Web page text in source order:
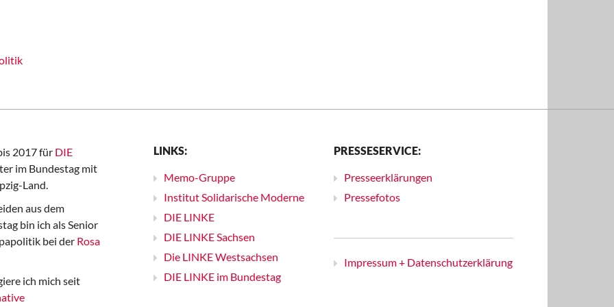
2017 für DIE
im Bundestag mit
Land.
aus dem
bin ich als Senior
bei der Rosa
ich mich seit
LINKS:
Memo-Gruppe
Institut Solidarische Moderne
DIE LINKE
DIE LINKE Sachsen
Die LINKE Westsachsen
DIE LINKE im Bundestag
PRESSESERVICE:
Presseerklärungen
Pressefotos
Impressum + Datenschutzerklärung